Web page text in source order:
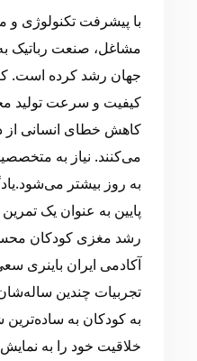
با پیشرفت تکنولوژی و
مشاغل، صنعت رباتیک
جهان رشد کرده است.
کیفیت و سرعت تولید
کاهش خطای انسانی از
می‌کنند. نیاز به
به روز بیشتر
پایین به عنوان یک
رشد مغزی کودکان
آکادمی ایران باینری
تجربیات چندین
به کودکان به ساده‌ترین
خلاقیت خود را به نمایش